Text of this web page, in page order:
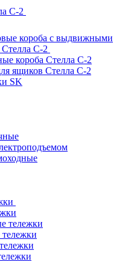
С-2
короба с выдвижными
С-2
короба Стелла С-2
ящиков Стелла С-2
SK
тележки